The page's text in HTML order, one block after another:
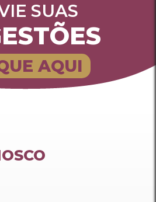
SUAS
AQUI